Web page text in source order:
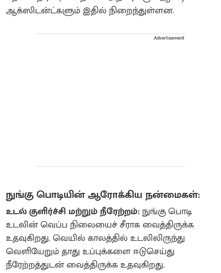
ஆக்ஸிடன்ட்களும் இதில் நிறைந்துள்ளன.
Advertisement
நுங்கு பொடியின் ஆரோக்கிய நன்மைகள்:
உடல் குளிர்ச்சி மற்றும் நீரேற்றம்:நுங்கு பொடி
உடலின் வெப்ப நிலையைச் சீராக வைத்திருக்க
உதவுகிறது. வெயில் காலத்தில் உடலிலிருந்து
வெளியேறும் தாது உப்புக்களை ஈடுசெய்து
நீரேற்றத்துடன் வைத்திருக்க உதவுகிறது.